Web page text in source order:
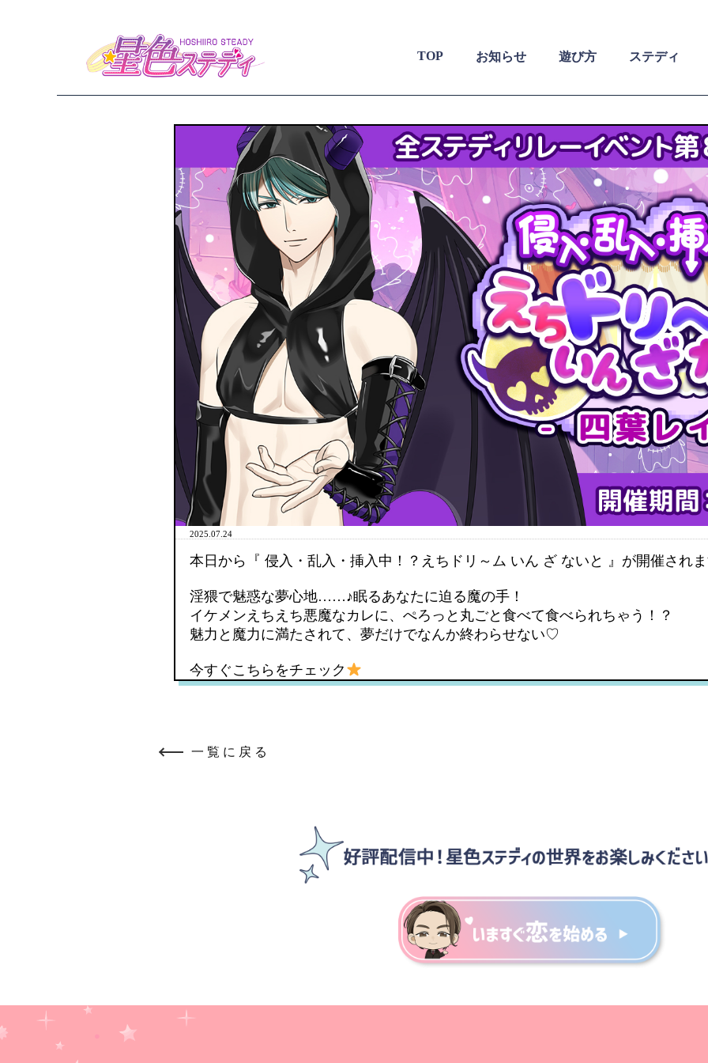
TOP お知らせ 遊び方 ステディ
2025.07.24
本日から『 侵入・乱入・挿入中！？えちドリ～ム いん ざ ないと 』が開催され
淫猥で魅惑な夢心地……♪眠るあなたに迫る魔の手！
イケメンえちえち悪魔なカレに、ぺろっと丸ごと食べて食べられちゃう！？
魅力と魔力に満たされて、夢だけでなんか終わらせない♡
今すぐこちらをチェック
一覧に戻る